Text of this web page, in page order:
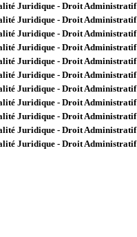
Juridique - Droit Administratif
Juridique - Droit Administratif
Juridique - Droit Administratif
Juridique - Droit Administratif
Juridique - Droit Administratif
Juridique - Droit Administratif
Juridique - Droit Administratif
Juridique - Droit Administratif
Juridique - Droit Administratif
Juridique - Droit Administratif
Juridique - Droit Administratif